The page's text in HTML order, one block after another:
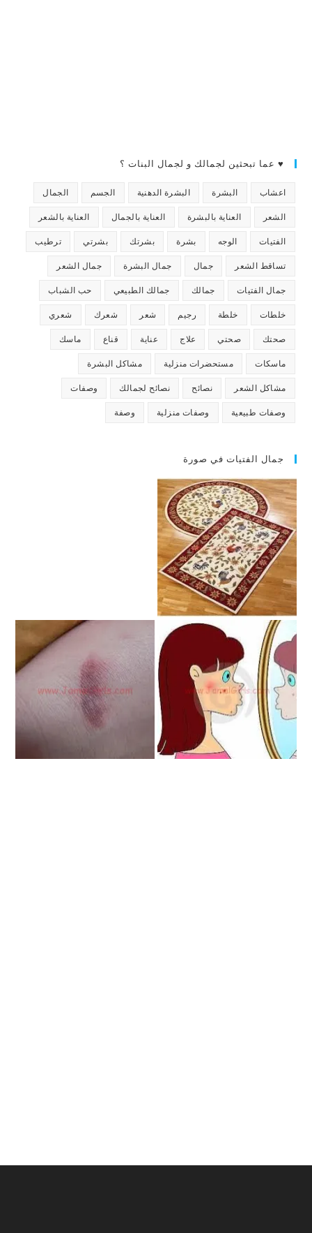
♥ عما تبحثين لجمالك و لجمال البنات ؟
اعشاب البشرة البشرة الدهنية الجسم الجمال
الشعر العناية بالبشرة العناية بالجمال العناية بالشعر
الفتيات الوجه بشرة بشرتك بشرتي ترطيب
تساقط الشعر جمال جمال البشرة جمال الشعر
جمال الفتيات جمالك جمالك الطبيعي حب الشباب
خلطات خلطة رجيم شعر شعرك شعري
صحتك صحتي علاج عناية قناع ماسك
ماسكات مستحضرات منزلية مشاكل البشرة
مشاكل الشعر نصائح نصائح لجمالك وصفات
وصفات طبيعية وصفات منزلية وصفة
جمال الفتيات في صورة